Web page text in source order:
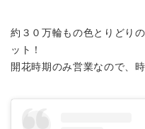
約３０万輪もの色とりどり
ット！
開花時期のみ営業なので、